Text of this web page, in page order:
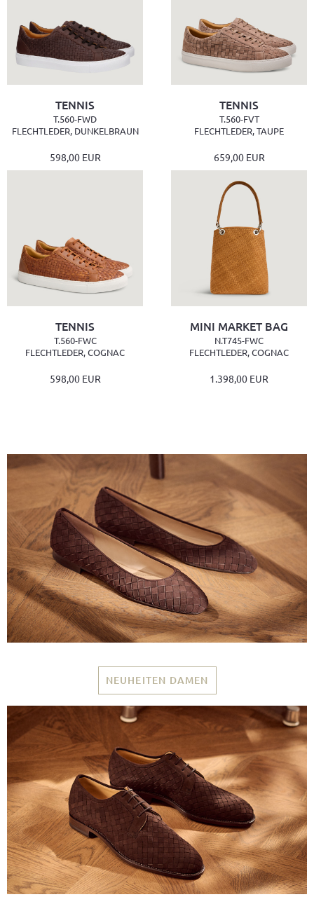
TENNIS
T.560-FWD
FLECHTLEDER, DUNKELBRAUN
598,00 EUR
TENNIS
T.560-FVT
FLECHTLEDER, TAUPE
659,00 EUR
TENNIS
T.560-FWC
FLECHTLEDER, COGNAC
598,00 EUR
MINI MARKET BAG
N.T745-FWC
FLECHTLEDER, COGNAC
1.398,00 EUR
NEUHEITEN DAMEN